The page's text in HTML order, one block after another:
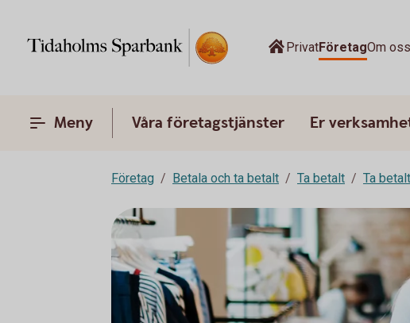
PrivatFöretagOm oss
Meny Våra företagstjänster Er
Företag Betala och ta betalt Ta betalt Ta